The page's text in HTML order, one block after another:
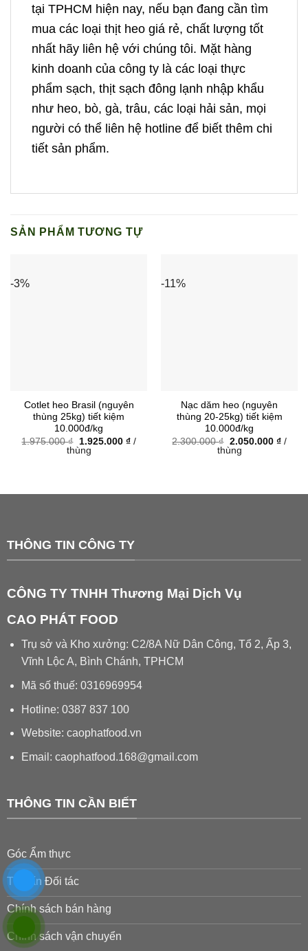
tại TPHCM hiện nay, nếu bạn đang cần tìm
mua các loại thịt heo giá rẻ, chất lượng tốt
nhất hãy liên hệ với chúng tôi. Mặt hàng
kinh doanh của công ty là các loại thực
phẩm sạch, thịt sạch đông lạnh nhập khẩu
như heo, bò, gà, trâu, các loại hải sản, mọi
người có thể liên hệ hotline để biết thêm chi
tiết sản phẩm.
SẢN PHẨM TƯƠNG TỰ
-3%
Cotlet heo Brasil (nguyên
thùng 25kg) tiết kiệm
10.000đ/kg
1.975.000₫
Giá
gốc
là:
1.925.000 ₫Giá
/
thùng
-11%
Nạc dăm heo (nguyên
thùng 20-25kg) tiết kiệm
10.000đ/kg
2.300.000₫ Giá
gốc
là:
2.050.000 ₫Giá
/
thùng
THÔNG TIN CÔNG TY
CÔNG TY TNHH Thương Mại Dịch Vụ
CAO PHÁT FOOD
Trụ sở và Kho xưởng: C2/8A Nữ Dân Công, Tổ 2, Ấp 3,
Vĩnh Lộc A, Bình Chánh, TPHCM
Mã số thuế: 0316969954
Hotline: 0387 837 100
Website: caophatfood.vn
Email: caophatfood.168@gmail.com
THÔNG TIN CẦN BIẾT
Góc Ẩm thực
Tư vấn Đối tác
Chính sách bán hàng
Chính sách vận chuyển